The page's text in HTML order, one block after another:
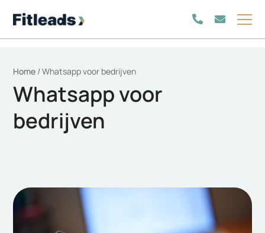
Home /Whatsapp voor bedrijven
Whatsapp voor
bedrijven